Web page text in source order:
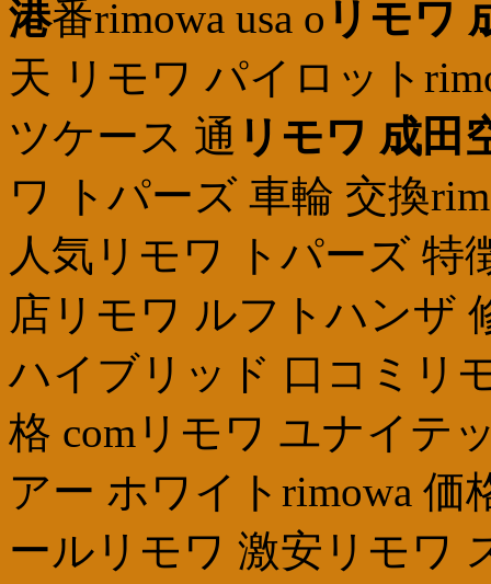
港番rimowa usa o リモワ
天 リモワ パイロット
ツケース 通 リモワ 成田
ワ トパーズ 車輪 交換
人気リモワ トパーズ 特
店リモワ ルフトハンザ
ハイブリッド 口コミリ
格 comリモワ ユナイテ
アー ホワイトrimowa
ールリモワ 激安リモワ